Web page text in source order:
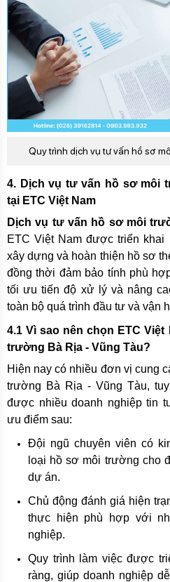
Quy trình dịch vụ tư vấn hồ sơ
4. Dịch vụ tư vấn hồ sơ môi
tại ETC Việt Nam
Dịch vụ tư vấn hồ sơ môi
ETC Việt Nam được triển khai
xây dựng và hoàn thiện hồ sơ
đồng thời đảm bảo tính phù
tối ưu tiến độ xử lý và nâng
toàn bộ quá trình đầu tư và vận
4.1 Vì sao nên chọn ETC
trường Bà Rịa - Vũng Tàu?
Hiện nay có nhiều đơn vị cung
trường Bà Rịa - Vũng Tàu,
được nhiều doanh nghiệp tin
ưu điểm sau:
Đội ngũ chuyên viên có
loại hồ sơ môi trường cho
dự án.
Chủ động đánh giá hiện
thực hiện phù hợp với
nghiệp.
Quy trình làm việc được
ràng, giúp doanh nghiệp